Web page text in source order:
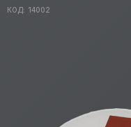
КОД: 14002